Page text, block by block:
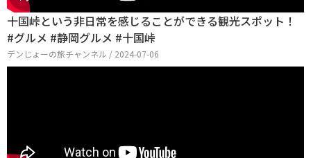
十国峠という非日常を感じることができる観光スポット！
#グルメ #静岡グルメ #十国峠
デンじょーの旅チャンネル / 2024-07-06